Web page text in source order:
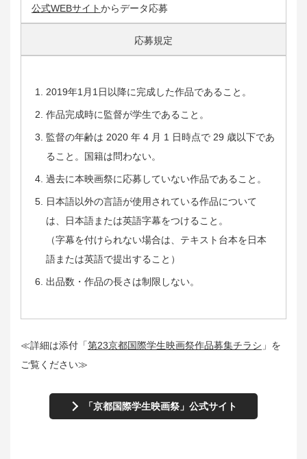
公式WEBサイトからデータ応募
応募規定
2019年1月1日以降に完成した作品であること。
作品完成時に監督が学生であること。
監督の年齢は 2020 年 4 月 1 日時点で 29 歳以下であ
ること。国籍は問わない。
過去に本映画祭に応募していない作品であること。
日本語以外の言語が使用されている作品について
は、日本語または英語字幕をつけること。
（字幕を付けられない場合は、テキスト台本を日本
語または英語で提出すること）
出品数・作品の長さは制限しない。
≪詳細は添付「第23京都国際学生映画祭作品募集チラシ 」を
ご覧ください≫
「京都国際学生映画祭」公式サイト